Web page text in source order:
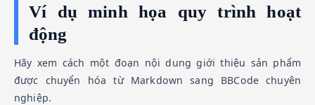
Ví dụ minh họa quy trình hoạt
động
Hãy xem cách một đoạn nội dung giới thiệu sản phẩm
được chuyển hóa từ Markdown sang BBCode chuyên
nghiệp.